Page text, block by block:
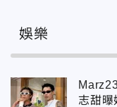
娛樂
志甜曝